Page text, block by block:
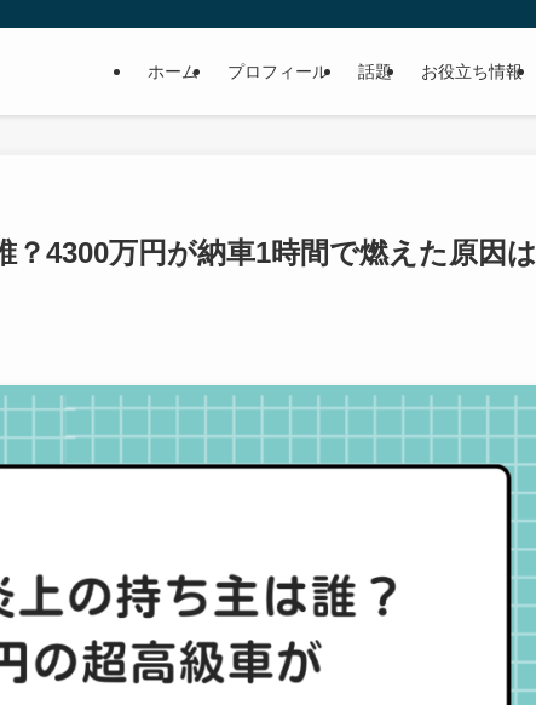
ホーム プロフィール 話題 お役立ち情報
4300万円が納車1時間で燃えた原因は